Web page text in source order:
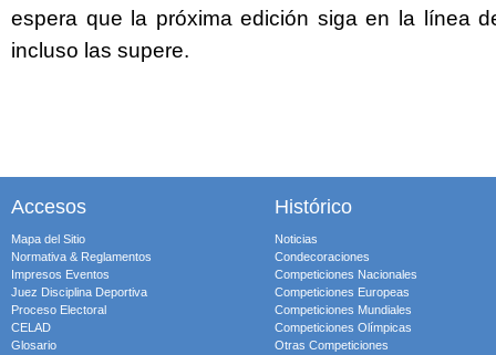
espera que la próxima edición siga en la línea
incluso las supere.
Accesos
Mapa del Sitio
Normativa & Reglamentos
Impresos Eventos
Juez Disciplina Deportiva
Proceso Electoral
CELAD
Glosario
Histórico
Noticias
Condecoraciones
Competiciones Nacionales
Competiciones Europeas
Competiciones Mundiales
Competiciones Olímpicas
Otras Competiciones